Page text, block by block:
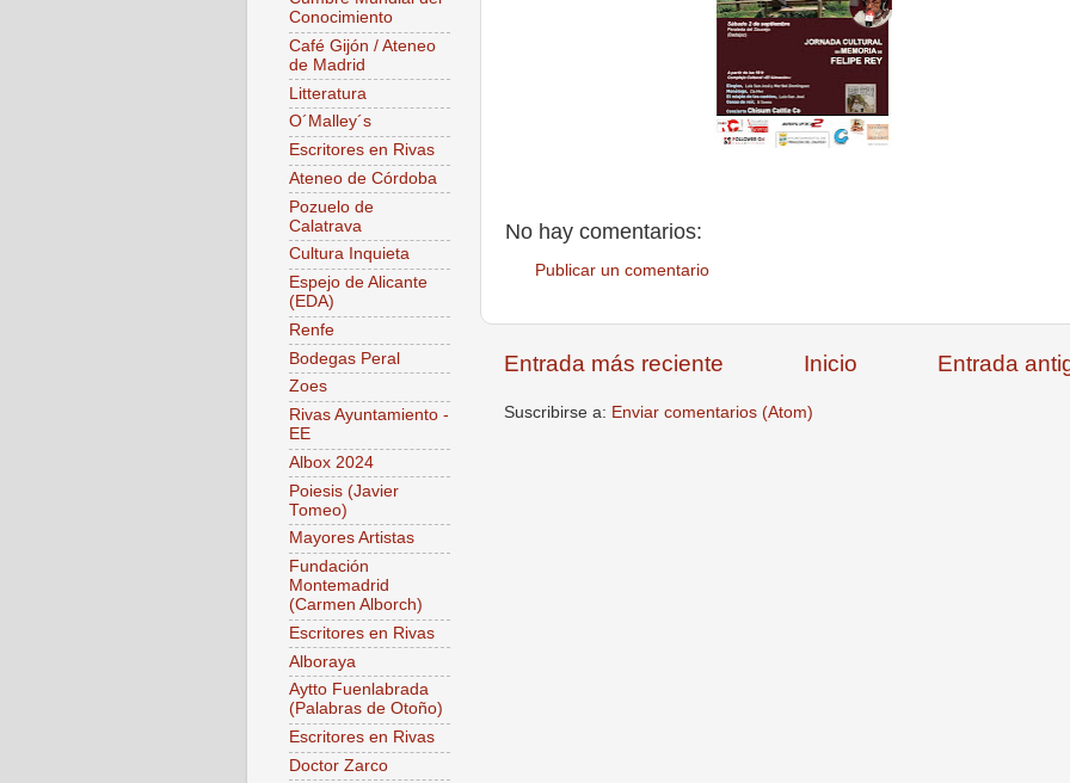
No hay comentarios:
Publicar un comentario
Entrada más reciente Entrada
Inicio
Suscribirse a: Enviar comentarios (Atom)
Conocimiento
Café Gijón / Ateneo
de Madrid
Litteratura
O´Malley´s
Escritores en Rivas
Ateneo de Córdoba
Pozuelo de
Calatrava
Cultura Inquieta
Espejo de Alicante
(EDA)
Renfe
Bodegas Peral
Zoes
Rivas Ayuntamiento -
EE
Albox 2024
Poiesis (Javier
Tomeo)
Mayores Artistas
Fundación
Montemadrid
(Carmen Alborch)
Escritores en Rivas
Alboraya
Aytto Fuenlabrada
(Palabras de Otoño)
Escritores en Rivas
Doctor Zarco